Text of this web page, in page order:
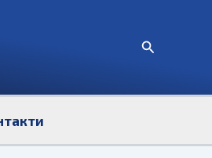
Пошук